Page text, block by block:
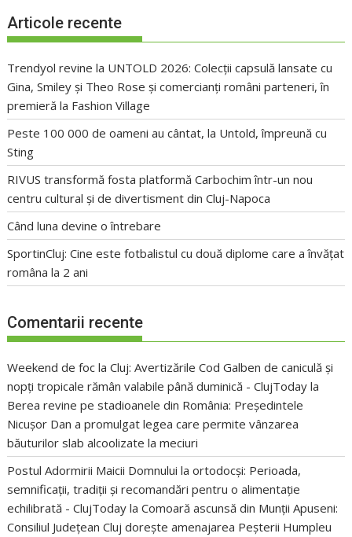
Articole recente
Trendyol revine la UNTOLD 2026: Colecții capsulă lansate cu
Gina, Smiley și Theo Rose și comercianți români parteneri, în
premieră la Fashion Village
Peste 100 000 de oameni au cântat, la Untold, împreună cu
Sting
RIVUS transformă fosta platformă Carbochim într-un nou
centru cultural și de divertisment din Cluj-Napoca
Când luna devine o întrebare
SportinCluj: Cine este fotbalistul cu două diplome care a învățat
româna la 2 ani
Comentarii recente
Weekend de foc la Cluj: Avertizările Cod Galben de caniculă și
nopți tropicale rămân valabile până duminică - ClujToday la
Berea revine pe stadioanele din România: Președintele
Nicușor Dan a promulgat legea care permite vânzarea
băuturilor slab alcoolizate la meciuri
Postul Adormirii Maicii Domnului la ortodocși: Perioada,
semnificații, tradiții și recomandări pentru o alimentație
echilibrată - ClujToday laComoară ascunsă din Munții Apuseni:
Consiliul Județean Cluj dorește amenajarea Peșterii Humpleu